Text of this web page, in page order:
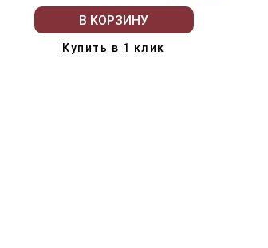
В КОРЗИНУ
Купить в 1 клик